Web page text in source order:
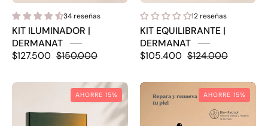
34 reseñas
KIT ILUMINADOR |
DERMANAT
$127.500 $150.000
12 reseñas
KIT EQUILIBRANTE |
DERMANAT
$105.400 $124.000
HAIR
OIL
EDICION
AHORRE 15%
KIT
ANTIAGE
AHORRE 15%